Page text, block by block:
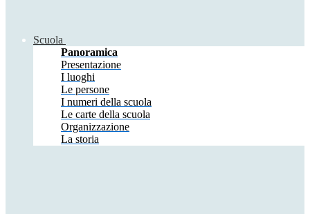
Scuola
Panoramica
Presentazione
I luoghi
Le persone
I numeri della scuola
Le carte della scuola
Organizzazione
La storia